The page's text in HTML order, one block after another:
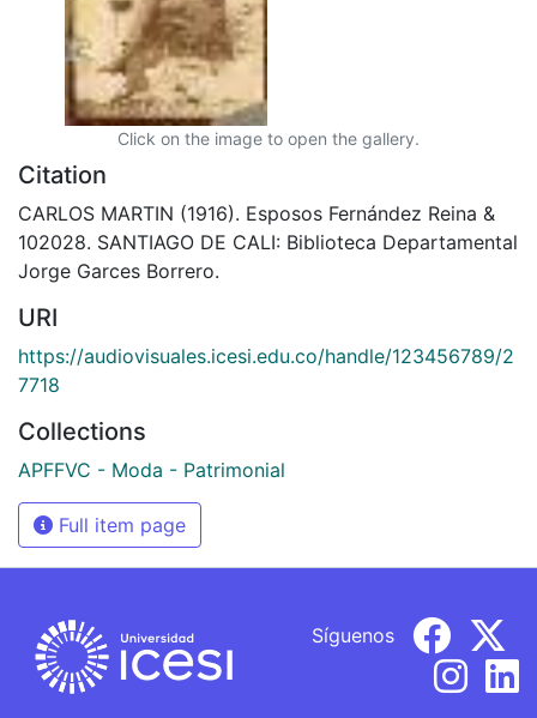
Click on the image to open the gallery.
Citation
CARLOS MARTIN (1916). Esposos Fernández Reina &
102028. SANTIAGO DE CALI: Biblioteca Departamental
Jorge Garces Borrero.
URI
https://audiovisuales.icesi.edu.co/handle/123456789/2
7718
Collections
APFFVC - Moda - Patrimonial
Full item page
Síguenos